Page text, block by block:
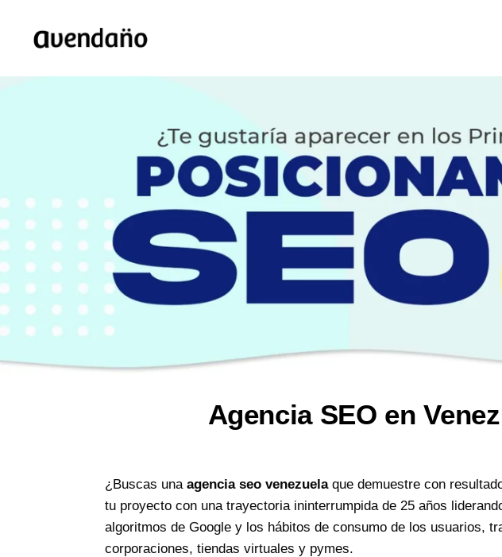
Agencia SEO en
¿Buscas una agencia seo venezuelaque demuestre con
tu proyecto con una trayectoria ininterrumpida de 25 años
algoritmos de Google y los hábitos de consumo de los usuarios,
corporaciones, tiendas virtuales y pymes.